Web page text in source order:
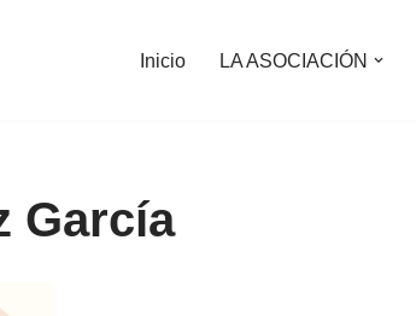
Inicio LA ASOCIACIÓN
García